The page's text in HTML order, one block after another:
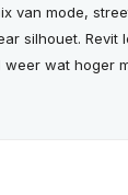
van mode,
silhouet. Revit
wat hoger